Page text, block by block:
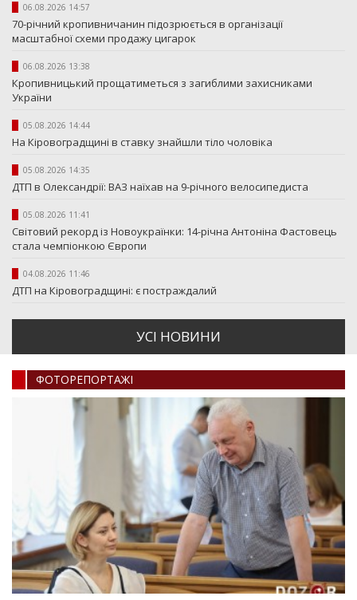
06.08.2026 14:57
70-річний кропивничанин підозрюється в організації
масштабної схеми продажу цигарок
06.08.2026 13:38
Кропивницький прощатиметься з загиблими захисниками
України
05.08.2026 14:44
На Кіровоградщині в ставку знайшли тіло чоловіка
05.08.2026 14:35
ДТП в Олександрії: ВАЗ наїхав на 9-річного велосипедиста
05.08.2026 11:41
Світовий рекорд із Новоукраїнки: 14-річна Антоніна Фастовець
стала чемпіонкою Європи
04.08.2026 11:46
ДТП на Кіровоградщині: є постраждалий
УСI НОВИНИ
ФОТОРЕПОРТАЖI